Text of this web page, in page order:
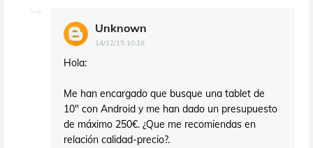
Unknown
14/12/15 10:18
Hola:
Me han encargado que busque una tablet de
10" con Android y me han dado un presupuesto
de máximo 250€. ¿Que me recomiendas en
relación calidad-precio?.